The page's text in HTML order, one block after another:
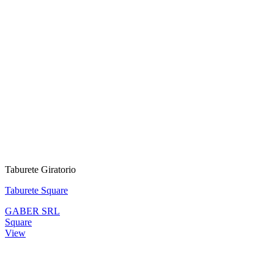
Taburete Giratorio
Taburete Square
GABER SRL
Square
View